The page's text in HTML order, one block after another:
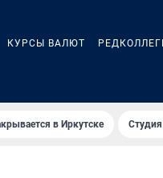
КУРСЫ ВАЛЮТ
в Иркутске